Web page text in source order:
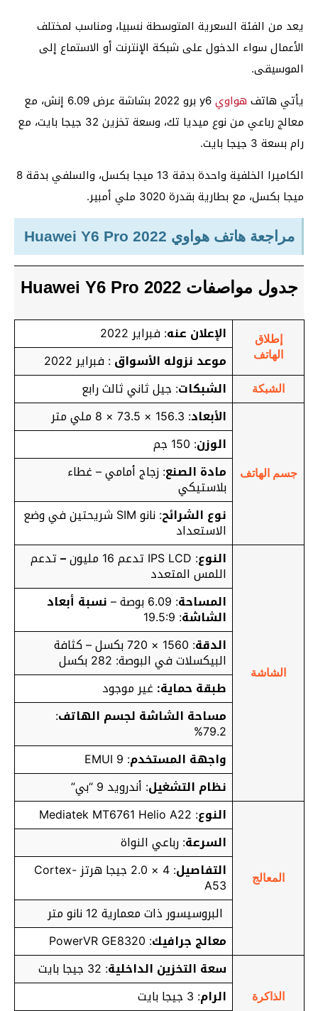
يعد من الفئة السعرية المتوسطة نسبيا، ومناسب لمختلف
الأعمال سواء الدخول على شبكة الإنترنت أو الاستماع إلى
الموسيقى.
يأتي هاتف هواوي
y6 برو 2022 بشاشة عرض 6.09 إنش، مع
معالج رباعي من نوع ميديا تك، وسعة تخزين 32 جيجا بايت، مع
رام بسعة 3 جيجا بايت.
الكاميرا الخلفية واحدة بدقة 13 ميجا بكسل، والسلفي بدقة 8
ميجا بكسل، مع بطارية بقدرة 3020 ملي أمبير.
مراجعة هاتف هواوي Huawei Y6 Pro 2022
جدول مواصفات Huawei Y6 Pro 2022
إطلاق
الهاتف
الإعلان عنه: فبراير 2022
موعد نزوله الأسواق: فبراير 2022
الشبكة الشبكات: جيل ثاني ثالث رابع
جسم الهاتف
الأبعاد: 156.3 × 73.5 × 8 ملي متر
الوزن: 150 جم
مادة الصنع: زجاج أمامي – غطاء
بلاستيكي
نوع الشرائح
: نانو SIM شريحتين في وضع
الاستعداد
الشاشة
النوع: IPS LCD تدعم 16 مليون –تدعم
اللمس المتعدد
المساحة: 6.09 بوصة – نسبة أبعاد
الشاشة: 19.5:9
الدقة
: 1560 × 720 بكسل – كثافة
البيكسلات في البوصة: 282 بكسل
طبقة حماية: غير موجود
مساحة الشاشة لجسم الهاتف:
79.2%
واجهة المستخدم: EMUI 9
نظام التشغيل: أندرويد 9 “بي”
المعالج
النوع: Mediatek MT6761 Helio A22
السرعة: رباعي النواة
التفاصيل
: 4 × 2.0 جيجا هرتز Cortex-
A53
البروسيسور ذات معمارية 12 نانو متر
معالج جرافيك: PowerVR GE8320
الذاكرة
سعة التخزين الداخلية: 32 جيجا بايت
الرام: 3 جيجا بايت